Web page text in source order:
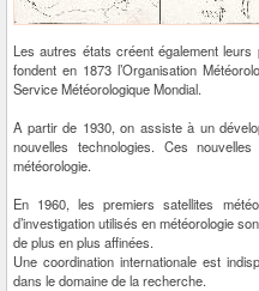
Les autres états créent également
fondent en 1873 l’Organisation
Service Météorologique Mondial.
A partir de 1930, on assiste à un
nouvelles technologies. Ces
météorologie.
En 1960, les premiers satellites
d’investigation utilisés en météorologie
de plus en plus affinées.
Une coordination internationale est
dans le domaine de la recherche.